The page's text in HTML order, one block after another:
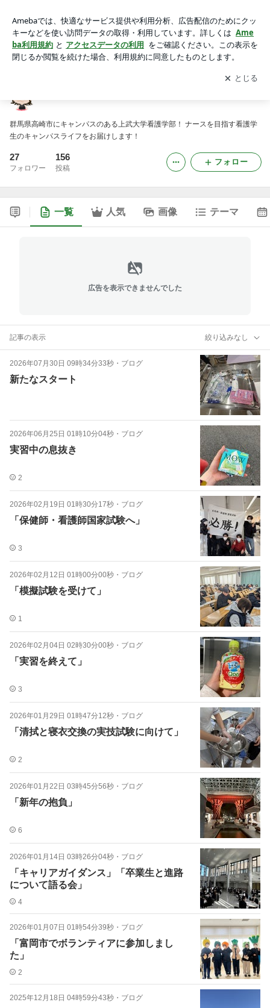
アプリをダウンロードして ブログの更新通知
を受け取りまし
ょう。
開く
群馬県高崎市にキャンパスのある上武大学看護学部！ ナースを目指す看護学
生のキャンパスライフをお届けします！
27
フォロワー
156
投稿
フォロー
一覧 人気 画像 テーマ
広告を表示できませんでした
記事の表示 絞り込みなし
2026年07月30日 09時34分33秒 ・ ブログ
新たなスタート
2026年06月25日 01時10分04秒 ・ ブログ
実習中の息抜き
2
2026年02月19日 01時30分17秒 ・ ブログ
「保健師・看護師国家試験へ」
3
2026年02月12日 01時00分00秒 ・ ブログ
「模擬試験を受けて」
1
2026年02月04日 02時30分00秒 ・ ブログ
「実習を終えて」
3
2026年01月29日 01時47分12秒 ・ ブログ
「清拭と寝衣交換の実技試験に向けて」
2
2026年01月22日 03時45分56秒 ・ ブログ
「新年の抱負」
6
2026年01月14日 03時26分04秒 ・ ブログ
「キャリアガイダンス」「卒業生と進路
について語る会」
4
2026年01月07日 01時54分39秒 ・ ブログ
「富岡市でボランティアに参加しまし
た」
2
2025年12月18日 04時59分43秒 ・ ブログ